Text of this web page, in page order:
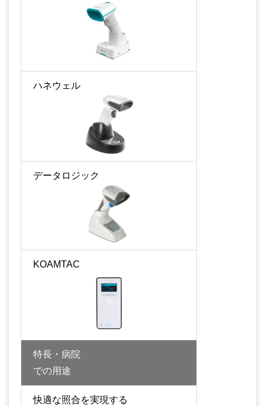
ハネウェル
データロジック
KOAMTAC
特長・病院
での用途
快適な照合を実現する